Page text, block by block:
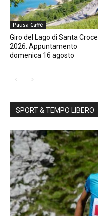
Pausa Caffè
Giro del Lago di Santa Croce
2026. Appuntamento
domenica 16 agosto
SPORT & TEMPO LIBERO